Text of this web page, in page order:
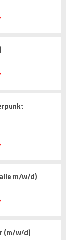
m/w/d)
(m/w/d)